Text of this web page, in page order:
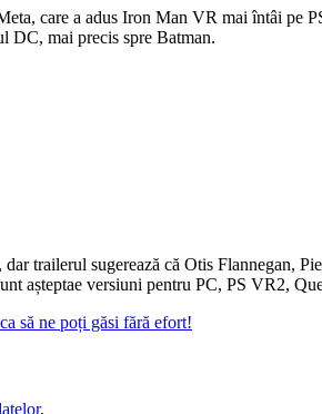
care a adus Iron Man VR mai întâi pe
DC, mai precis spre Batman.
trailerul sugerează că Otis Flannegan,
așteptae versiuni pentru PC, PS VR2,
să ne poți găsi fără efort!
.